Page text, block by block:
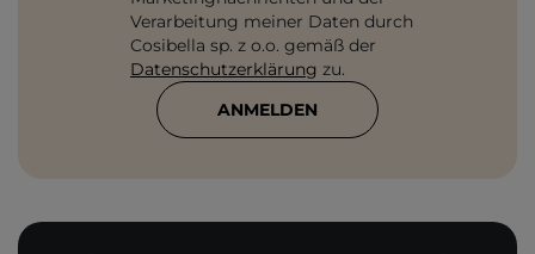
Verarbeitung meiner Daten durch
Cosibella sp. z o.o. gemäß der
Datenschutzerklärung zu.
ANMELDEN